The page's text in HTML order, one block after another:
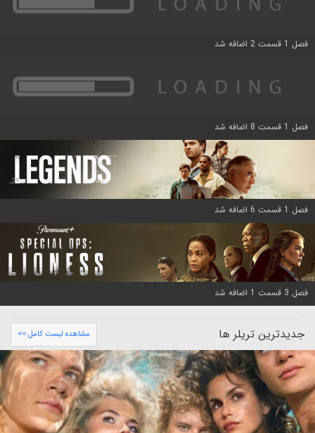
فصل 1 قسمت 2 اضافه شد
فصل 1 قسمت 8 اضافه شد
فصل 1 قسمت 6 اضافه شد
فصل 3 قسمت 1 اضافه شد
جدیدترین تریلر ها مشاهده لیست کامل >>